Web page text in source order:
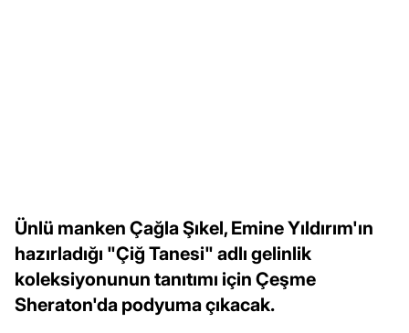
Ünlü manken Çağla Şıkel, Emine Yıldırım'ın
hazırladığı "Çiğ Tanesi" adlı gelinlik
koleksiyonunun tanıtımı için Çeşme
Sheraton'da podyuma çıkacak.